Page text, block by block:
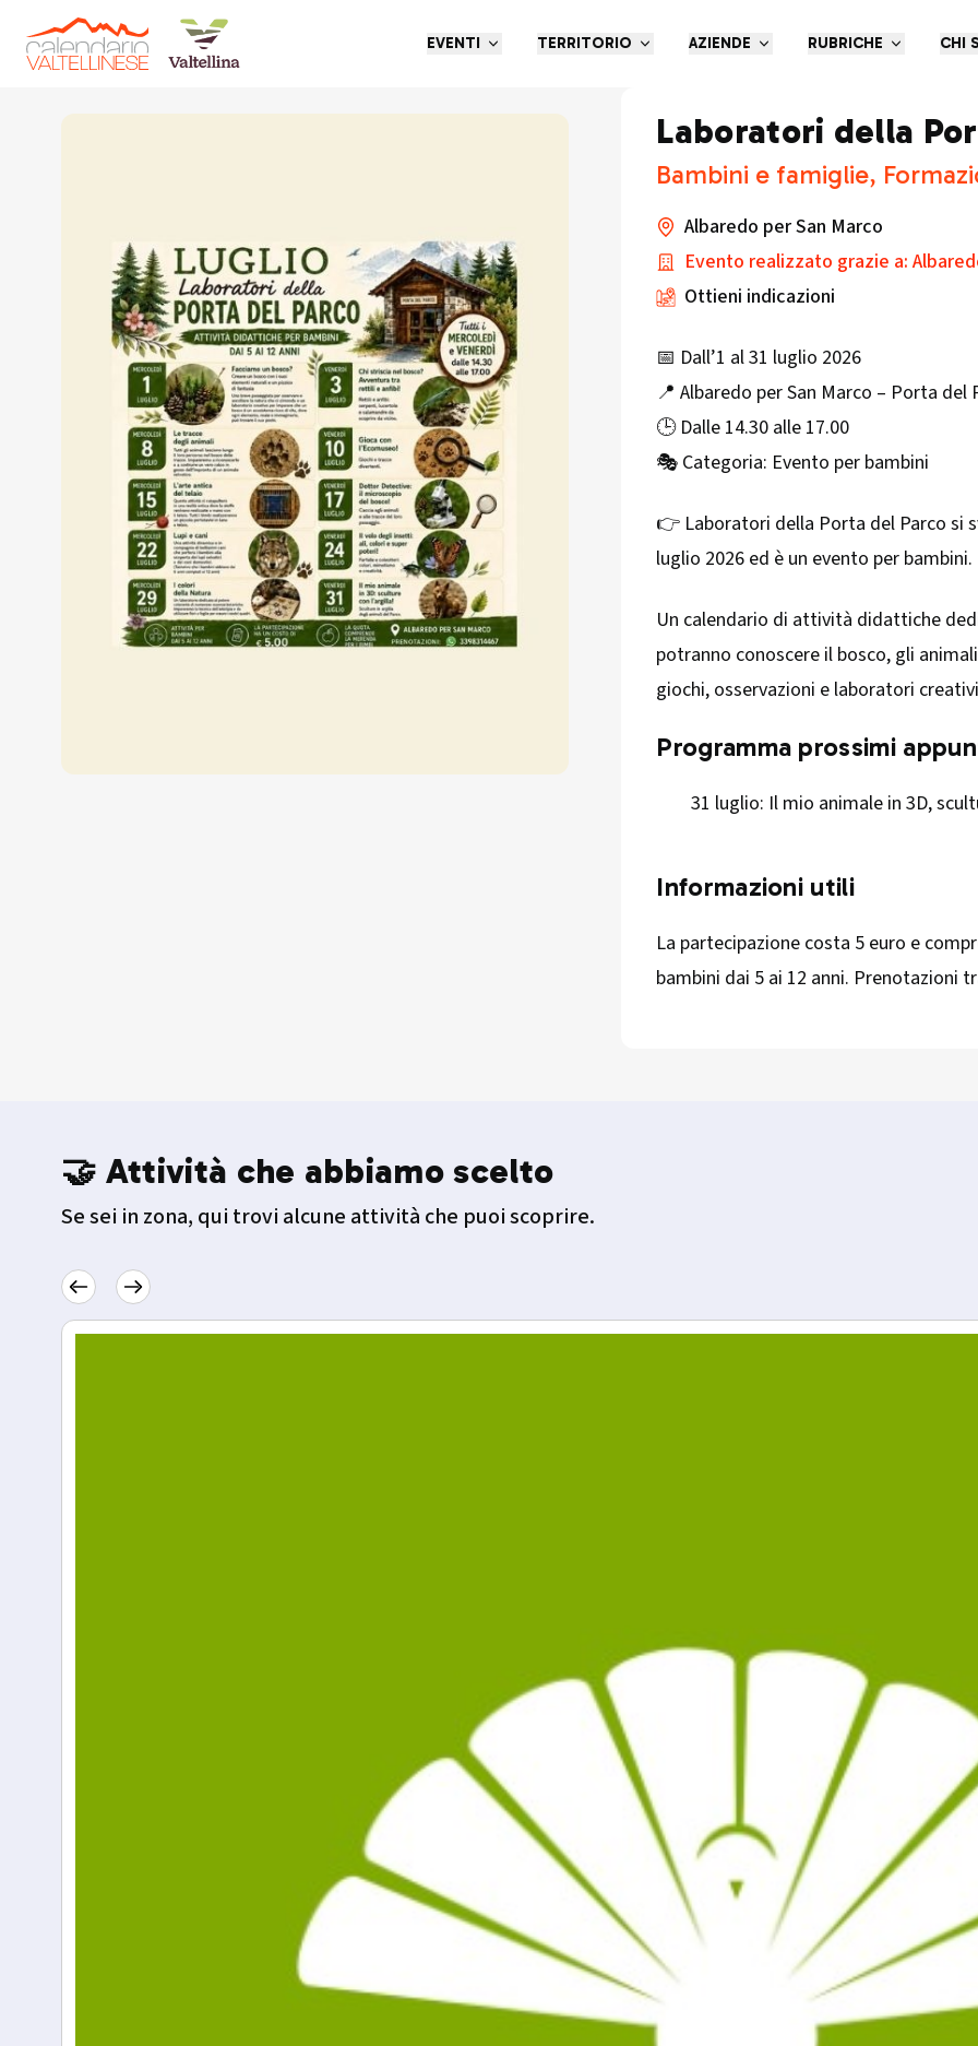
EVENTI TERRITORIO AZIENDE RUBRICHE CHI
Torna indietro
Laboratori della
Bambini e famiglie,
Albaredo per San Marco
Evento realizzato grazie a:
Ottieni indicazioni
📅 Dall’1 al 31 luglio 2026
📍 Albaredo per San Marco – Porta del
🕒 Dalle 14.30 alle 17.00
🎭 Categoria: Evento per bambini
👉 Laboratori della Porta del Parco si
luglio 2026 ed è un evento per bambini.
Un calendario di attività didattiche
potranno conoscere il bosco, gli
giochi, osservazioni e laboratori
Programma prossimi
31 luglio: Il mio animale in 3D,
Informazioni utili
La partecipazione costa 5 euro e
bambini dai 5 ai 12 anni. Prenotazioni
🤝 Attività che abbiamo scelto
Se sei in zona, qui trovi alcune attività che puoi scoprire.